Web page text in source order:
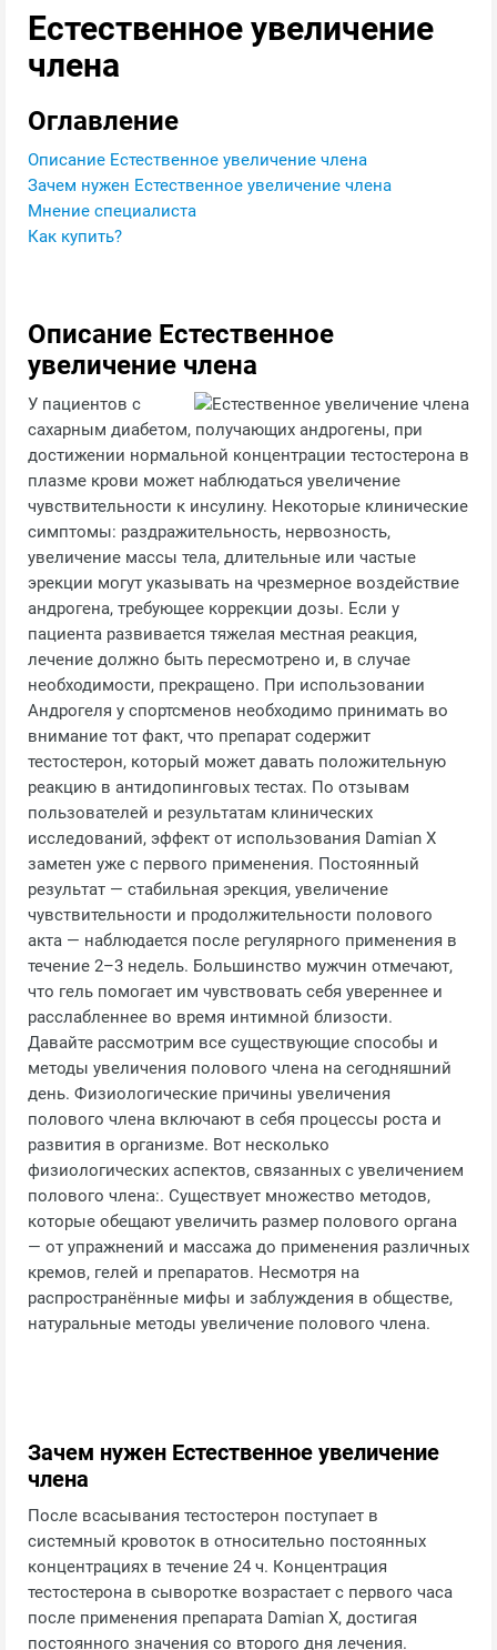
Естественное увеличение
члена
Оглавление
Описание Естественное увеличение члена
Зачем нужен Естественное увеличение члена
Мнение специалиста
Как купить?
Описание Естественное
увеличение члена
У пациентов с
сахарным диабетом, получающих андрогены, при
достижении нормальной концентрации тестостерона в
плазме крови может наблюдаться увеличение
чувствительности к инсулину. Некоторые клинические
симптомы: раздражительность, нервозность,
увеличение массы тела, длительные или частые
эрекции могут указывать на чрезмерное воздействие
андрогена, требующее коррекции дозы. Если у
пациента развивается тяжелая местная реакция,
лечение должно быть пересмотрено и, в случае
необходимости, прекращено. При использовании
Андрогеля у спортсменов необходимо принимать во
внимание тот факт, что препарат содержит
тестостерон, который может давать положительную
реакцию в антидопинговых тестах. По отзывам
пользователей и результатам клинических
исследований, эффект от использования Damian X
заметен уже с первого применения. Постоянный
результат — стабильная эрекция, увеличение
чувствительности и продолжительности полового
акта — наблюдается после регулярного применения в
течение 2–3 недель. Большинство мужчин отмечают,
что гель помогает им чувствовать себя увереннее и
расслабленнее во время интимной близости.
Давайте рассмотрим все существующие способы и
методы увеличения полового члена на сегодняшний
день. Физиологические причины увеличения
полового члена включают в себя процессы роста и
развития в организме. Вот несколько
физиологических аспектов, связанных с увеличением
полового члена:. Существует множество методов,
которые обещают увеличить размер полового органа
— от упражнений и массажа до применения различных
кремов, гелей и препаратов. Несмотря на
распространённые мифы и заблуждения в обществе,
натуральные методы увеличение полового члена.
Зачем нужен Естественное увеличение
члена
После всасывания тестостерон поступает в
системный кровоток в относительно постоянных
концентрациях в течение 24 ч. Концентрация
тестостерона в сыворотке возрастает с первого часа
после применения препарата Damian X, достигая
постоянного значения со второго дня лечения.